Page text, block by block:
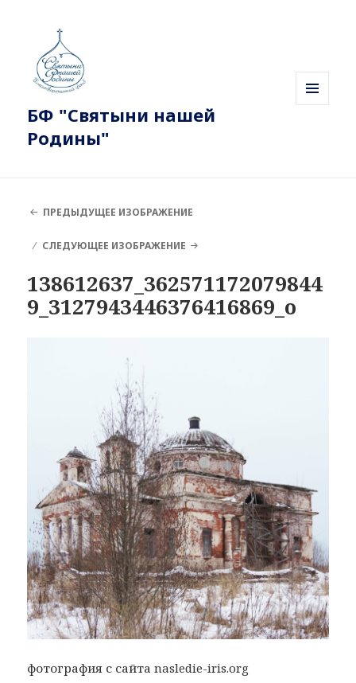
БФ "Святыни нашей
Родины"
ПРЕДЫДУЩЕЕ ИЗОБРАЖЕНИЕ
СЛЕДУЮЩЕЕ ИЗОБРАЖЕНИЕ
138612637_362571172079844
9_3127943446376416869_o
фотография с сайта nasledie-iris.org